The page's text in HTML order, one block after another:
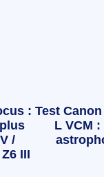
:
/
III
Test
L VCM